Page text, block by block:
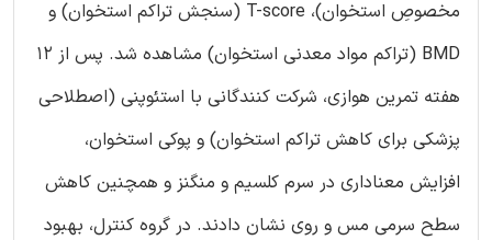
مخصوصِ استخوان)، T-score (سنجش تراکم استخوان) و
BMD (تراکم مواد معدنی استخوان) مشاهده شد. پس از 12
هفته تمرین هوازی، شرکت کنندگانی با استئوپنی (اصطلاحی
پزشکی برای کاهش تراکم استخوان) و پوکی استخوان،
افزایش معناداری در سرم کلسیم و منگنز و همچنین کاهش
سطح سرمی مس و روی نشان دادند. در گروه کنترل، بهبود